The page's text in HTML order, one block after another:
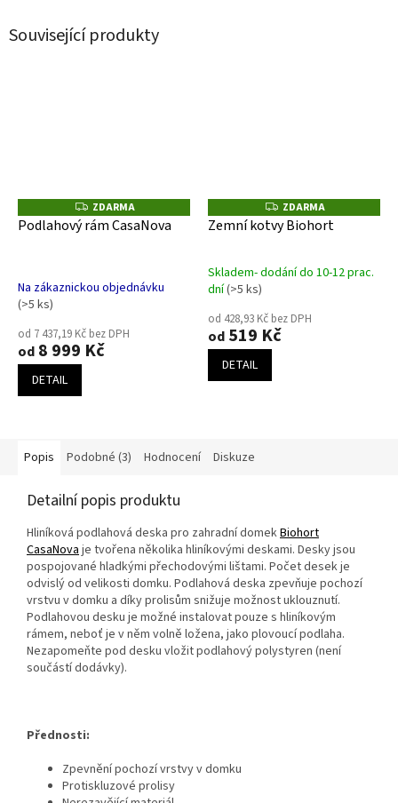
Související produkty
Z
D
A
ZDARMA
Podlahový rám CasaNova
Na zákaznickou objednávku
(>5 ks)
od 7 437,19 Kč bez DPH
od 8 999 Kč
DETAIL
Z
D
A
A
ZDARMA
Zemní kotvy Biohort
Průměrné
hodnocení
produktu
je
5,0
5
Skladem- dodání do 10-12 prac.
dní(>5 ks)
od 428,93 Kč bez DPH
od 519 Kč
DETAIL
Popis Podobné (3) Hodnocení Diskuze
Detailní popis produktu
Hliníková podlahová deska pro zahradní domekBiohort
CasaNova je tvořena několika hliníkovými deskami. Desky jsou
pospojované hladkými přechodovými lištami. Počet desek je
odvislý od velikosti domku. Podlahová deska zpevňuje pochozí
vrstvu v domku a díky prolisům snižuje možnost uklouznutí.
Podlahovou desku je možné instalovat pouze s hliníkovým
rámem, neboť je v něm volně ložena, jako plovoucí podlaha.
Nezapomeňte pod desku vložit podlahový polystyren (není
součástí dodávky).
Přednosti:
Zpevnění pochozí vrstvy v domku
Protiskluzové prolisy